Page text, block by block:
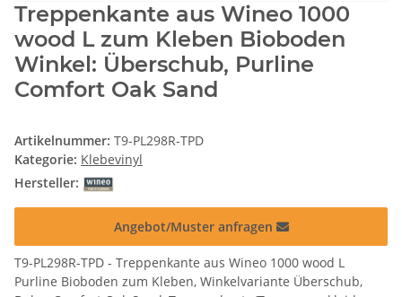
Treppenkante aus Wineo 1000
wood L zum Kleben Bioboden
Winkel: Überschub, Purline
Comfort Oak Sand
Artikelnummer: T9-PL298R-TPD
Kategorie: Klebevinyl
Hersteller:
Angebot/Muster anfragen
T9-PL298R-TPD - Treppenkante aus Wineo 1000 wood L
Purline Bioboden zum Kleben, Winkelvariante Überschub,